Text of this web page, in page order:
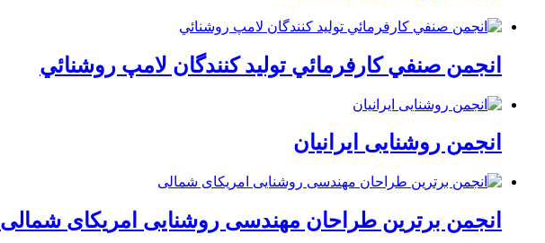
انجمن صنفي كارفرمائي توليد كنندگان لامپ روشنائي
انجمن روشنایی ایرانیان
انجمن برترین طراحان مهندسی روشنایی امریکای شمالی